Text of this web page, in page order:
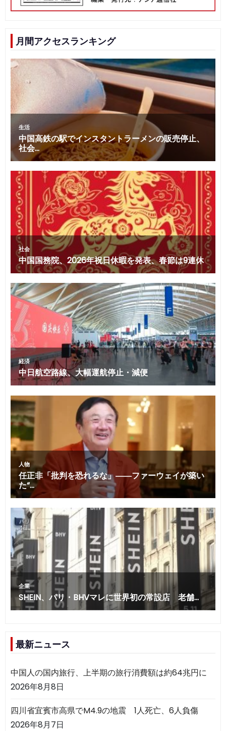
月間アクセスランキング
最新ニュース
中国人の国内旅行、上半期の旅行消費額は約64兆円に
2026年8月8日
四川省宜賓市高県でM4.9の地震 1人死亡、6人負傷
2026年8月7日